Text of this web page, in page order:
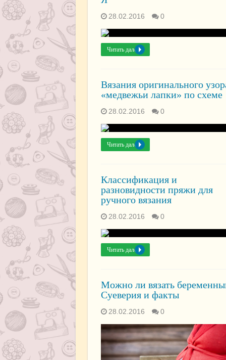
28.02.2016 0
Читать далее »
Вязания оригинального
«медвежьи лапки» по схеме
28.02.2016 0
Читать далее »
Классификация и
разновидности пряжи для
ручного вязания
28.02.2016 0
Читать далее »
Можно ли вязать
Суеверия и факты
28.02.2016 0